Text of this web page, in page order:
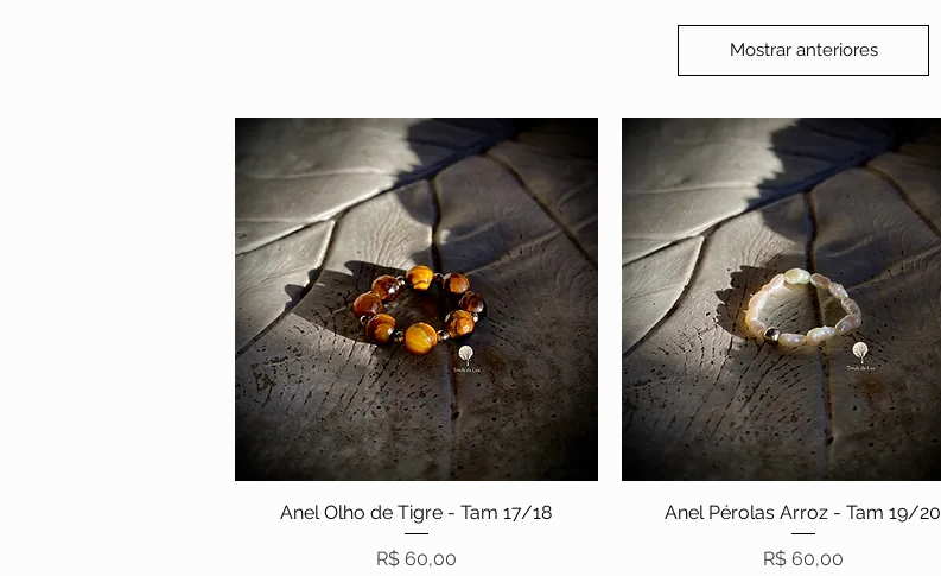
Mostrar anteriores
Anel Olho de Tigre - Tam 17/18
Preço
R$ 60,00
Anel Pérolas Arroz - Tam 19/20
Preço
R$ 60,00